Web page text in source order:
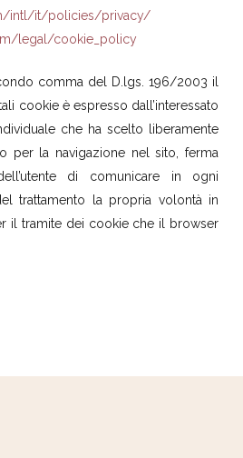
intl/it/policies/privacy/
legal/cookie_policy
comma del D.lgs. 196/2003 il
cookie è espresso dall’interessato
che ha scelto liberamente
per la navigazione nel sito, ferma
di comunicare in ogni
trattamento la propria volontà in
il tramite dei cookie che il browser